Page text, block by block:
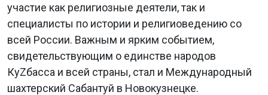
участие как религиозные деятели, так и
специалисты по истории и религиоведению со
всей России. Важным и ярким событием,
свидетельствующим о единстве народов
КуZбасса и всей страны, стал и Международный
шахтерский Сабантуй в Новокузнецке.